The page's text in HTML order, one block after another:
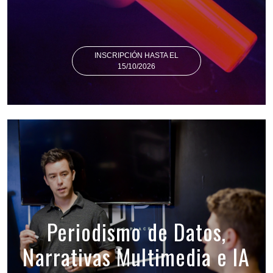
INSCRIPCIÓN HASTA EL
15/10/2026
Periodismo de Datos,
Narrativas Multimedia e IA